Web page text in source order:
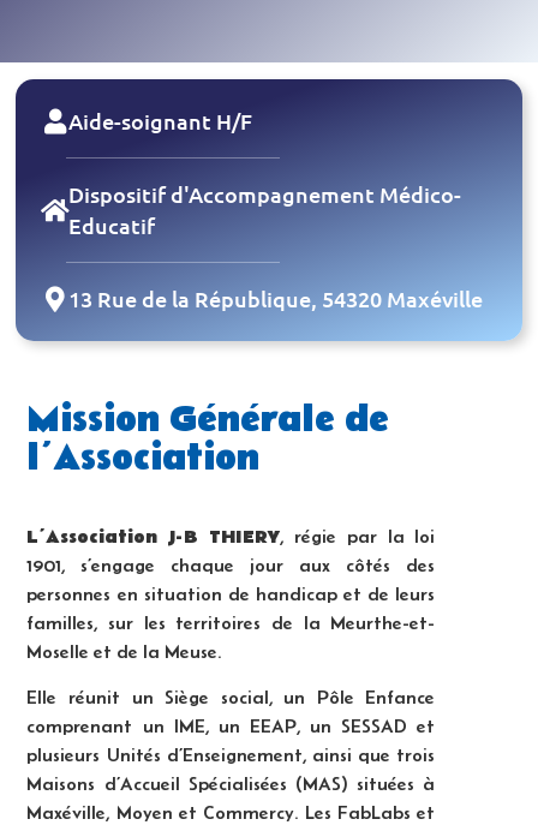
Aide-soignant H/F
Dispositif d'Accompagnement Médico-
Educatif
13 Rue de la République, 54320 Maxéville
Mission Générale de
l’Association
L’Association J-B THIERY, régie par la loi
1901, s’engage chaque jour aux côtés des
personnes en situation de handicap et de leurs
familles, sur les territoires de la Meurthe-et-
Moselle et de la Meuse.
Elle réunit un Siège social, un Pôle Enfance
comprenant un IME, un EEAP, un SESSAD et
plusieurs Unités d’Enseignement, ainsi que trois
Maisons d’Accueil Spécialisées (MAS) situées à
Maxéville, Moyen et Commercy. Les FabLabs et